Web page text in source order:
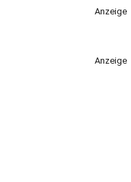
Anzeige
Anzeige